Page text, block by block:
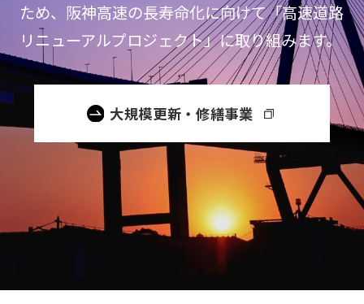
ため、阪神高速の長寿命化に向けて「高速道路
リニューアルプロジェクト」に取り組みます。
大規模更新・修繕事業